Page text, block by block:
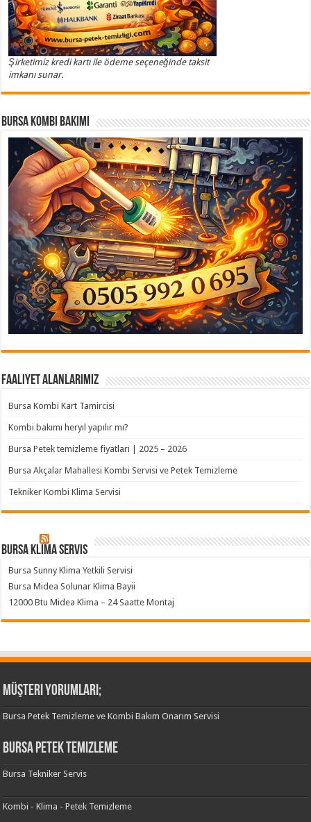
Şirketimiz kredi kartı ile ödeme seçeneğinde taksit
imkanı sunar.
Bursa Kombi Bakımı
Faaliyet Alanlarımız
Bursa Kombi Kart Tamircisi
Kombi bakımı heryıl yapılır mı?
Bursa Petek temizleme fiyatları | 2025 – 2026
Bursa Akçalar Mahallesi Kombi Servisi ve Petek Temizleme
Tekniker Kombi Klima Servisi
Bursa klima servis
Bursa Sunny Klima Yetkili Servisi
Bursa Midea Solunar Klima Bayii
12000 Btu Midea Klima – 24 Saatte Montaj
Müşteri Yorumları;
Bursa Petek Temizleme ve Kombi Bakım Onarım Servisi
Bursa Petek Temizleme
Bursa Tekniker Servis
Kombi - Klima - Petek Temizleme